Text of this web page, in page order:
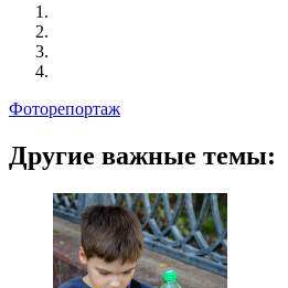
Фоторепортаж
Другие важные темы: